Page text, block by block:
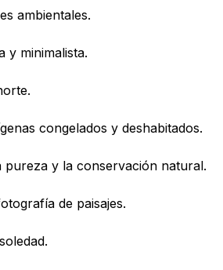
ambientales.
y minimalista.
congelados y deshabitados.
pureza y la conservación natural.
de paisajes.